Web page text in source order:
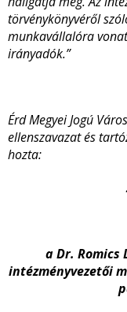
törvénykönyvéről
munkavállalóra
irányadók.”
Érd Megyei Jogú
ellenszavazat és
hozta:
a Dr. Romics
intézményvezetői